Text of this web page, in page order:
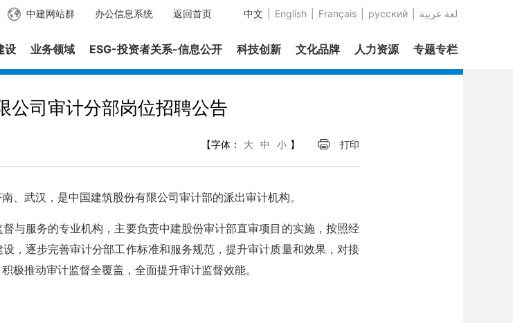
中文 English Français русский عربية‎ لغة 返回首页
办公信息系统
中建网站群
设 业务领域 ESG-投资者关系-信息公开 科技创新 文化品牌 人力资源 专题专栏
公司审计分部岗位招聘公告
【字体： 大 中 小 】 打印
武汉，是中国建筑股份有限公司审计部的派出审计机构。
服务的专业机构，主要负责中建股份审计部直审项目的实施，按照经
，逐步完善审计分部工作标准和服务规范，提升审计质量和效果，对接
极推动审计监督全覆盖，全面提升审计监督效能。